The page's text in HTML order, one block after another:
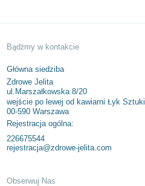
Bądźmy w kontakcie
Główna siedziba
Zdrowe Jelita
ul.Marszałkowska 8/20
wejście po lewej od kawiarni Łyk Sztuki
00-590 Warszawa
Rejestracja ogólna:
226675544
rejestracja@zdrowe-jelita.com
Obserwuj Nas